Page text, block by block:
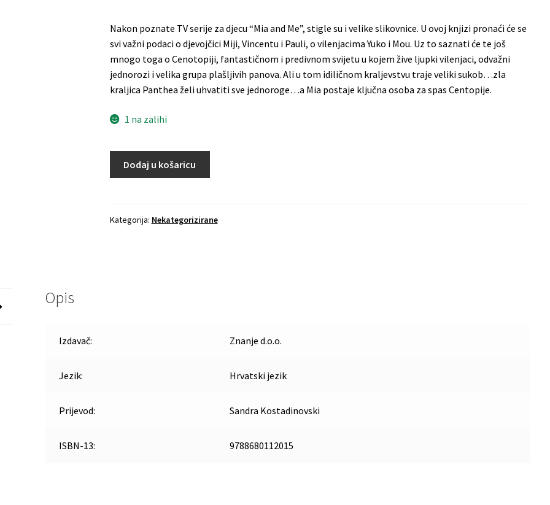
Nakon poznate TV serije za djecu “Mia and Me”, stigle su i velike slikovnice. U ovoj knjizi pronaći će se
svi važni podaci o djevojčici Miji, Vincentu i Pauli, o vilenjacima Yuko i Mou. Uz to saznati će te još
mnogo toga o Cenotopiji, fantastičnom i predivnom svijetu u kojem žive ljupki vilenjaci, odvažni
jednorozi i velika grupa plašljivih panova. Ali u tom idiličnom kraljevstvu traje veliki sukob…zla
kraljica Panthea želi uhvatiti sve jednoroge…a Mia postaje ključna osoba za spas Centopije.
1 na zalihi
Dodaj u košaricu
Kategorija: Nekategorizirane
Opis
Izdavač: Znanje d.o.o.
Jezik: Hrvatski jezik
Prijevod: Sandra Kostadinovski
ISBN-13: 9788680112015